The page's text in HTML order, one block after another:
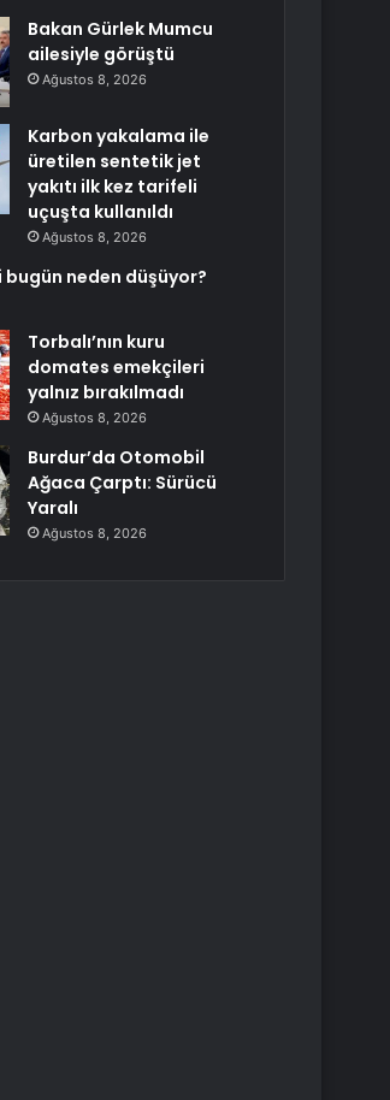
Bakan Gürlek Mumcu
ailesiyle görüştü
Ağustos 8, 2026
Karbon yakalama ile
üretilen sentetik jet
yakıtı ilk kez tarifeli
uçuşta kullanıldı
Ağustos 8, 2026
bugün neden düşüyor?
Torbalı’nın kuru
domates emekçileri
yalnız bırakılmadı
Ağustos 8, 2026
Burdur’da Otomobil
Ağaca Çarptı: Sürücü
Yaralı
Ağustos 8, 2026